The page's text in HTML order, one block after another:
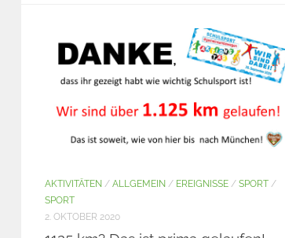
AKTIVITÄTEN / ALLGEMEIN / EREIGNISSE / SPORT /
SPORT
2. OKTOBER 2020